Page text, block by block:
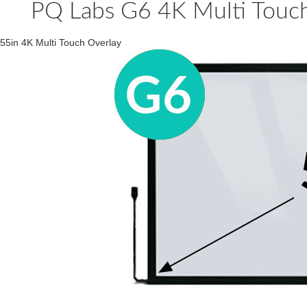
PQ Labs G6 4K Multi
55in 4K Multi Touch Overlay